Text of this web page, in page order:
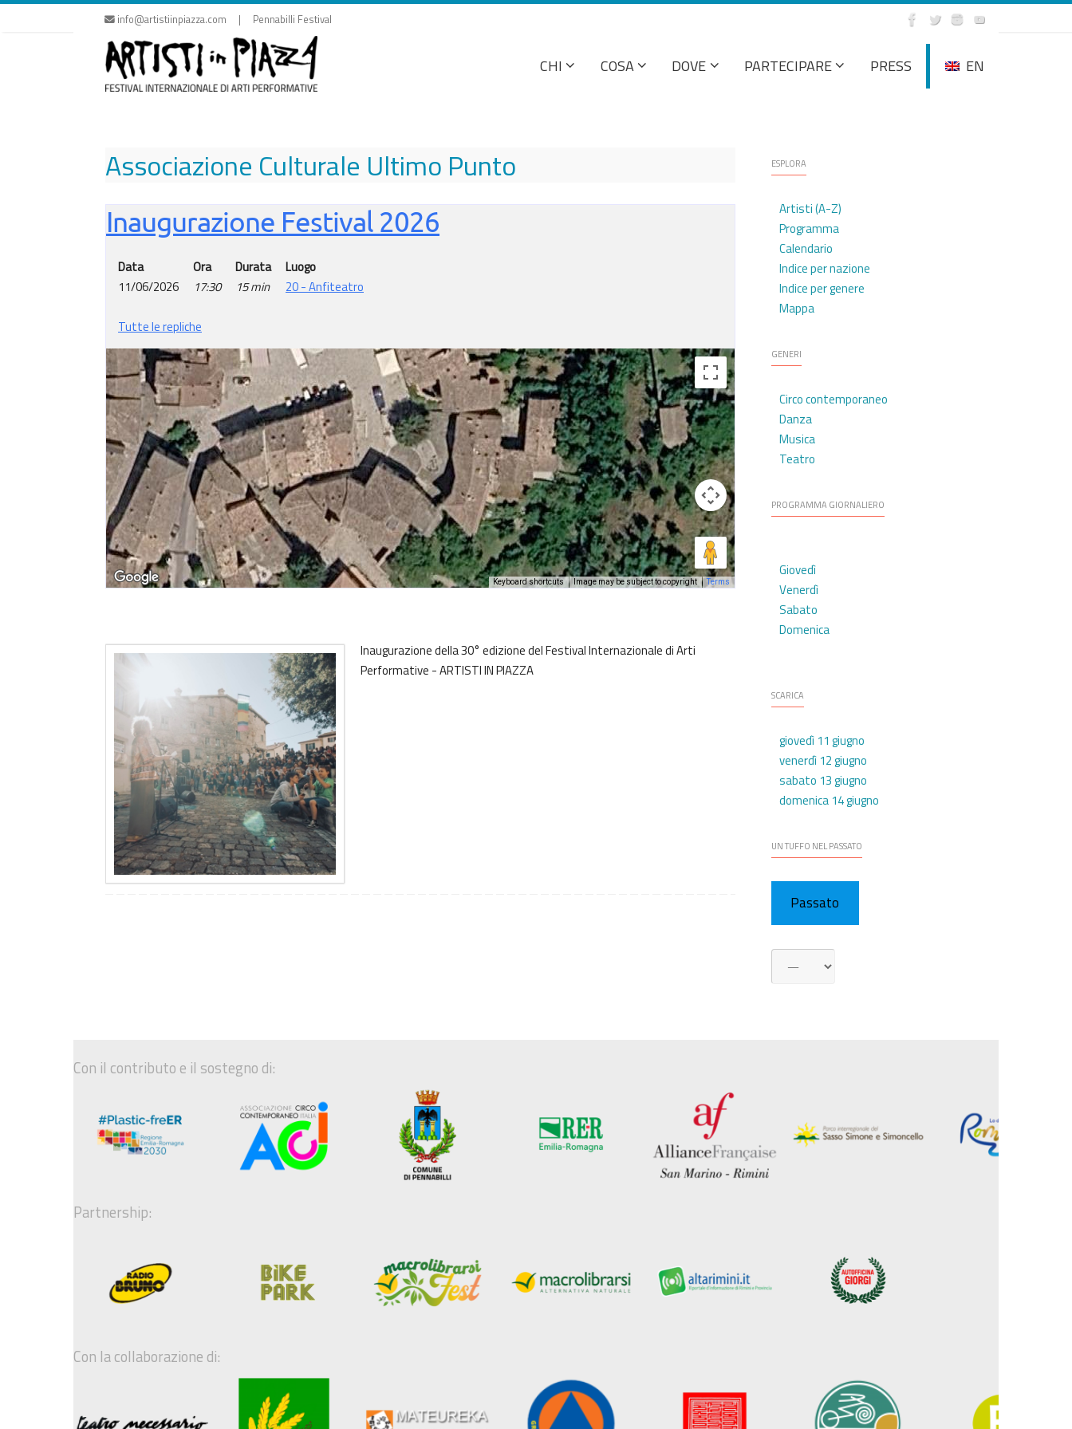
Vai
info@artistiinpiazza.com | Pennabilli Festival
CHI COSA DOVE PARTECIPARE PRESS EN
Associazione Culturale Ultimo Punto
Inaugurazione Festival 2026
Data
11/06/2026
Ora
17:30
Durata
15 min
Luogo
20 - Anfiteatro
Tutte le repliche
Keyboard shortcuts Image may be subject to copyright Terms
Inaugurazione della 30° edizione del Festival Internazionale di Arti
Performative - ARTISTI IN PIAZZA
ESPLORA
Artisti (A-Z)
Programma
Calendario
Indice per nazione
Indice per genere
Mappa
GENERI
Circo contemporaneo
Danza
Musica
Teatro
PROGRAMMA GIORNALIERO
Giovedì
Venerdì
Sabato
Domenica
SCARICA
giovedì 11 giugno
venerdì 12 giugno
sabato 13 giugno
domenica 14 giugno
UN TUFFO NEL PASSATO
Passato
Con il contributo e il sostegno di:
Partnership:
Con la collaborazione di: